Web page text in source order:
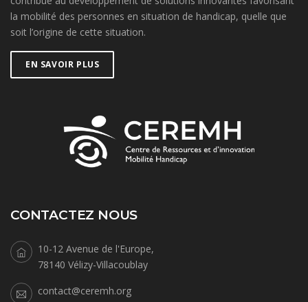
la mobilité des personnes en situation de handicap, quelle que
soit l’origine de cette situation.
EN SAVOIR PLUS
CONTACTEZ NOUS
10-12 Avenue de l'Europe,
78140 Vélizy-Villacoublay
contact@ceremh.org